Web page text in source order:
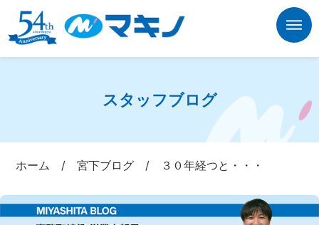
スタッフブログ
ホーム /宮下ブログ / ３０年経つと・・・